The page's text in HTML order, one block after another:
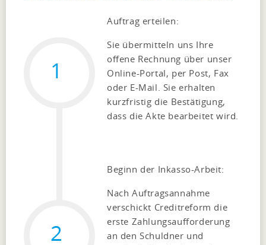
1
Auftrag erteilen:
Sie übermitteln uns Ihre
offene Rechnung über unser
Online-Portal, per Post, Fax
oder E-Mail. Sie erhalten
kurzfristig die Bestätigung,
dass die Akte bearbeitet wird.
2
Beginn der Inkasso-Arbeit:
Nach Auftragsannahme
verschickt Creditreform die
erste Zahlungsaufforderung
an den Schuldner und